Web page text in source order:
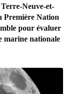
Neuve-et-
Première Nation
pour évaluer
marine nationale